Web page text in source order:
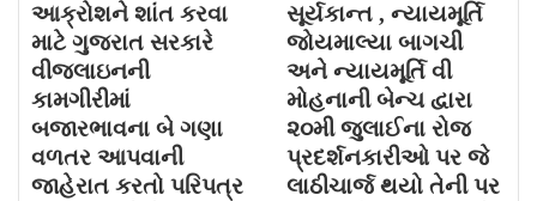
આક્રોશને શાંત કરવા
માટે ગુજરાત સરકારે
વીજલાઇનની
કામગીરીમાં
બજારભાવના બે ગણા
વળતર આપવાની
જાહેરાત કરતો પરિપત્ર
સૂર્યકાન્ત , ન્યાયમૂર્તિ
જોયમાલ્યા બાગચી
અને ન્યાયમૂર્તિ વી
મોહનાની બેન્ચ દ્વારા
૨૦મી જુલાઈના રોજ
પ્રદર્શનકારીઓ પર જે
લાઠીચાર્જ થયો તેની પર